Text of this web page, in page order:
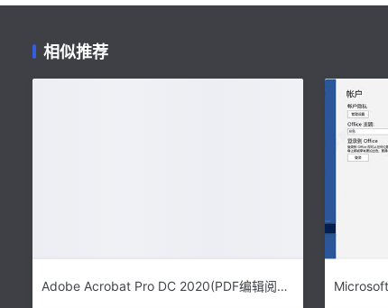
相似推荐
Adobe Acrobat Pro DC 2020(PDF编辑阅读器)中文破解版下载 安装教程